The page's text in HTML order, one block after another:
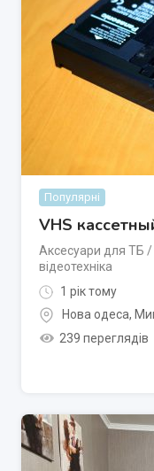
Популярні
VHS
Аксесуари для ТБ /
відеотехніка
1 рік тому
Нова одеса,
239 переглядів